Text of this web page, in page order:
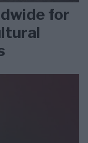
for